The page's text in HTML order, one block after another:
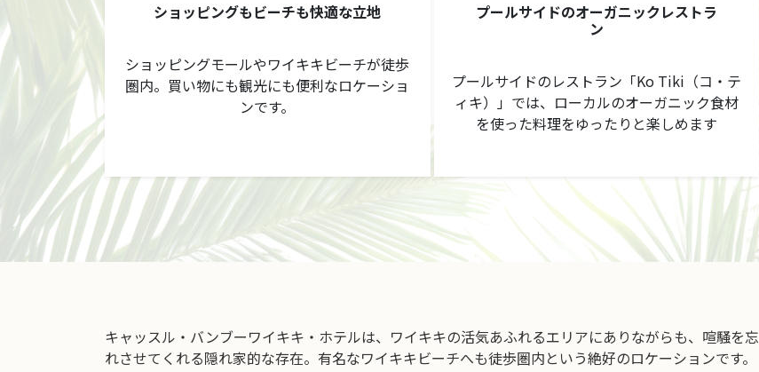
ショッピングもビーチも快適な立地
ショッピングモールやワイキキビーチが徒歩
圏内。買い物にも観光にも便利なロケーショ
ンです。
プールサイドのオーガニックレストラ
ン
プールサイドのレストラン「Ko Tiki（コ・テ
ィキ）」では、ローカルのオーガニック食材
を使った料理をゆったりと楽しめます
キャッスル・バンブーワイキキ・ホテルは、ワイキキの活気あふれるエリアにありながらも、喧騒を忘
れさせてくれる隠れ家的な存在。有名なワイキキビーチへも徒歩圏内という絶好のロケーションです。